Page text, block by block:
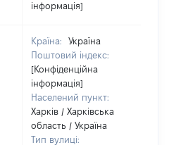
інформація]
Країна:
Україна
Поштовий індекс:
[Конфіденційна
інформація]
Населений пункт:
Харків / Харківська
область / Україна
Тип вулиці: